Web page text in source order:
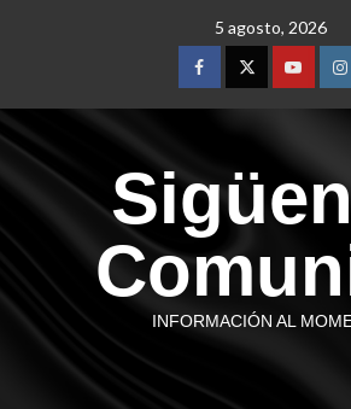
5 agosto, 2026
INFORMACIÓN AL